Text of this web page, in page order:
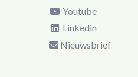
Youtube
Linkedin
Nieuwsbrief